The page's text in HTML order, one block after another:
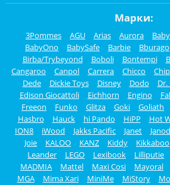
Марки:
3Pommes AGU Arias Aurora
BabyOno
BabySafe Barbie Bburago
Birba/Trybeyond
Boboli Bontempi
Cangaroo
Canpol Carrera Chicco
Dede
Dickie Toys Disney Dodo
Edison Giocattoli
Eichhorn Engino
Freeon
Funko Glitza Goki Goliath
Hasbro
Hauck hi Pando HiPP Hot
ION8
iWood Jakks Pacific Janet Janod
Joie
KALOO KANZ Kiddy Kikkaboo
Leander
LEGO Lexibook Lilliputie
MADMIA
Mattel Maxi Cosi Mayoral
MGA
Mima Xari MiniMe MiStory